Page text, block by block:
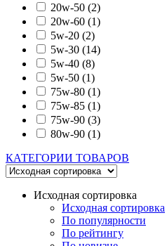
20w-50 (2)
20w-60 (1)
5w-20 (2)
5w-30 (14)
5w-40 (8)
5w-50 (1)
75w-80 (1)
75w-85 (1)
75w-90 (3)
80w-90 (1)
КАТЕГОРИИ ТОВАРОВ
Исходная сортировка
Исходная сортировка
По популярности
По рейтингу